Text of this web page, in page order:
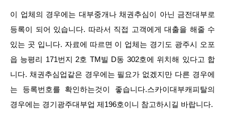
이 업체의 경우에는 대부중개나 채권추심이 아닌 금전대부로
등록이 되어 있습니다. 따라서 직접 고객에게 대출을 해줄 수
있는 곳 입니다. 자료에 따르면 이 업체는 경기도 광주시 오포
읍 능평리 171번지 2호 TM빌 D동 302호에 위치해 있다고 합
니다. 채권추심업같은 경우에는 필요가 없겠지만 다른 경우에
는 등록번호를 확인하는것이 좋습니다.스카이대부캐피탈의
경우에는 경기광주대부업 제196호이니 참고하시길 바랍니다.